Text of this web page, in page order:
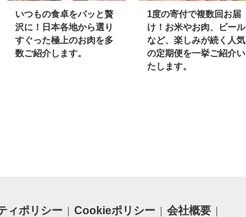
いつもの食卓をパッと贅
沢に！日本各地から選り
すぐった極上のお肉を多
数ご紹介します。
1度の寄付で複数回お届
け！お米やお肉、ビール
など、楽しみが続く人気
の定期便を一挙ご紹介い
たします。
ィポリシー Cookieポリシー 会社概要